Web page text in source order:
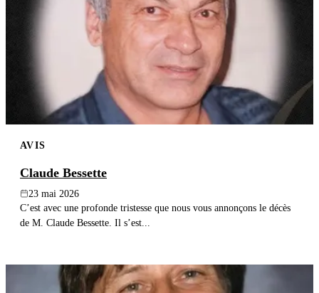
AVIS
Claude Bessette
23 mai 2026
C’est avec une profonde tristesse que nous vous annonçons le décès
de M. Claude Bessette. Il s’est...